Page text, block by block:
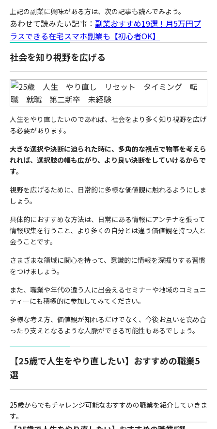
上記の副業に興味がある方は、次の記事も読んでみよう。
あわせて読みたい記事： 副業おすすめ19選！月5万円プ
ラスできる在宅スマホ副業も【初心者OK】
社会を知り視野を広げる
人生をやり直したいのであれば、社会をより多く知り視野を広げ
る必要があります。
大きな選択や決断に迫られた時に、多角的な視点で物事を考えら
れれば、選択肢の幅も広がり、より良い決断をしていけるからで
す。
視野を広げるために、日常的に多様な価値観に触れるようにしま
しょう。
具体的におすすめな方法は、日常にある情報にアンテナを張って
情報収集を行うこと、より多くの自分とは違う価値観を持つ人と
会うことです。
さまざまな領域に関心を持って、意識的に情報を深掘りする習慣
をつけましょう。
また、職業や年代の違う人に出会えるセミナーや地域のコミュニ
ティーにも積極的に参加してみてください。
多様な考え方、価値観が知れるだけでなく、今後お互いを高め合
ったり支えとなるような人脈ができる可能性もあるでしょう。
【25歳で人生をやり直したい】おすすめの職業5
選
25歳からでもチャレンジ可能なおすすめの職業を紹介していきま
す。